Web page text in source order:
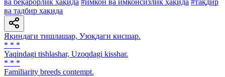
ва беқарорлик ҳақида #имкон ва имконсизлик ҳақида #тақдир
ва тадбир ҳақида
Яқиндаги тишлашар, Узоқдаги кисшар.
* * *
Yaqindagi tishlashar, Uzoqdagi kisshar.
* * *
Familiarity breeds contempt.